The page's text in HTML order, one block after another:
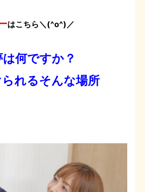
はこちら＼(^o^)／
何ですか？
れるそんな場所